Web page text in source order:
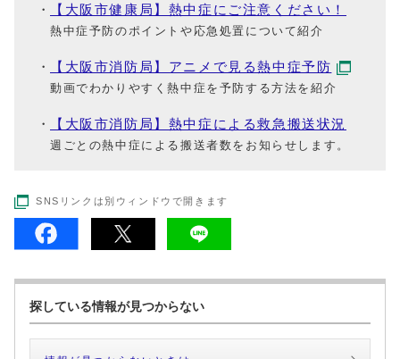
【大阪市健康局】熱中症にご注意ください！
熱中症予防のポイントや応急処置について紹介
【大阪市消防局】アニメで見る熱中症予防
動画でわかりやすく熱中症を予防する方法を紹介
【大阪市消防局】熱中症による救急搬送状況
週ごとの熱中症による搬送者数をお知らせします。
SNSリンクは別ウィンドウで開きます
探している情報が見つからない